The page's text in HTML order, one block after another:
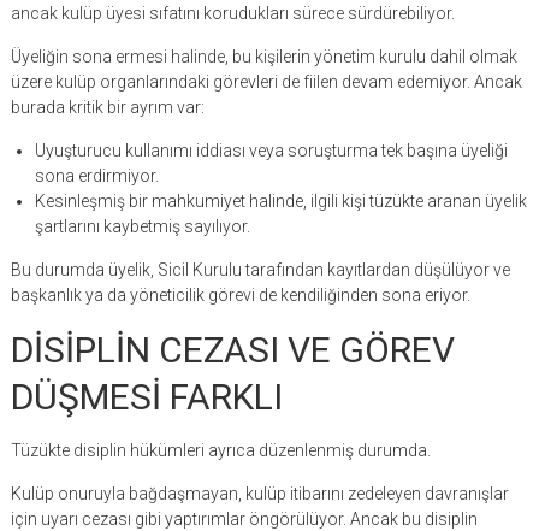
ancak kulüp üyesi sıfatını korudukları sürece sürdürebiliyor.
Üyeliğin sona ermesi halinde, bu kişilerin yönetim kurulu dahil olmak
üzere kulüp organlarındaki görevleri de fiilen devam edemiyor. Ancak
burada kritik bir ayrım var:
Uyuşturucu kullanımı iddiası veya soruşturma tek başına üyeliği
sona erdirmiyor.
Kesinleşmiş bir mahkumiyet halinde, ilgili kişi tüzükte aranan üyelik
şartlarını kaybetmiş sayılıyor.
Bu durumda üyelik, Sicil Kurulu tarafından kayıtlardan düşülüyor ve
başkanlık ya da yöneticilik görevi de kendiliğinden sona eriyor.
DİSİPLİN CEZASI VE GÖREV
DÜŞMESİ FARKLI
Tüzükte disiplin hükümleri ayrıca düzenlenmiş durumda.
Kulüp onuruyla bağdaşmayan, kulüp itibarını zedeleyen davranışlar
için uyarı cezası gibi yaptırımlar öngörülüyor. Ancak bu disiplin